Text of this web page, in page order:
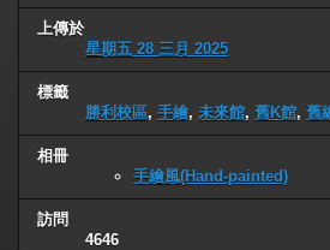
上傳於
星期五 28 三月 2025
標籤
勝利校區, 手繪, 未來館, 舊K館, 舊
相冊
手繪風(Hand-painted)
訪問
4646